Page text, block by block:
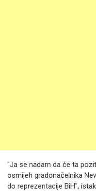
"Ja se nadam da će ta
osmijeh gradonačelnika
do reprezentacije BiH",